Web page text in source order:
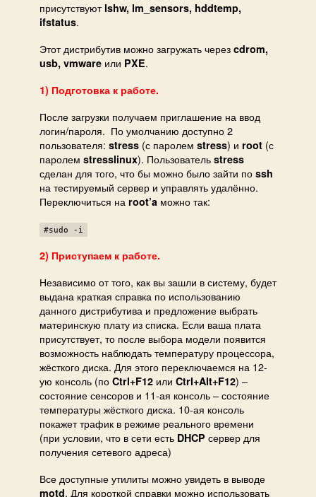
присутствуютlshw, lm_sensors, hddtemp,
ifstatus.
Этот дистрибутив можно загружать через cdrom,
usb, vmware или PXE.
1) Подготовка к работе.
После загрузки получаем приглашение на ввод
логин/пароля. По умолчанию доступно 2
пользователя: stress (с паролем stress) и root (с
паролем stresslinux). Пользователь stress
сделан для того, что бы можно было зайти по ssh
на тестируемый сервер и управлять удалённо.
Переключиться на root’a можно так:
#sudo -i
2) Приступаем к работе.
Независимо от того, как вы зашли в систему, будет
выдана краткая справка по использованию
данного дистрибутива и предложение выбрать
материнскую плату из списка. Если ваша плата
присутствует, то после выбора модели появится
возможность наблюдать температуру процессора,
жёсткого диска. Для этого переключаемся на 12-
ую консоль (по Ctrl+F12 или Ctrl+Alt+F12) –
состояние сенсоров и 11-ая консоль – состояние
температуры жёсткого диска. 10-ая консоль
покажет трафик в режиме реального времени
(при условии, что в сети есть DHCP сервер для
получения сетевого адреса)
Все доступные утилиты можно увидеть в выводе
motd. Для короткой справки можно использовать